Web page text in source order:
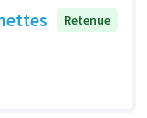
Retenue